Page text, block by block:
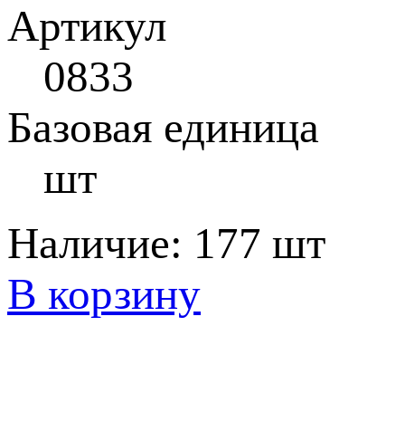
Артикул
0833
Базовая единица
шт
Наличие: 177 шт
В корзину